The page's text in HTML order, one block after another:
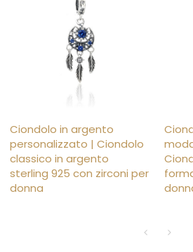
Ciondolo in argento
personalizzato | Ciondolo
classico in argento
sterling 925 con zirconi per
donna